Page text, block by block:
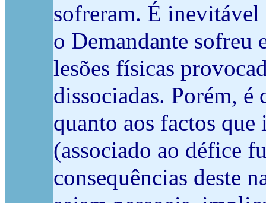
sofreram. É inevitável
o Demandante sofreu
lesões físicas
dissociadas. Porém,
quanto aos factos
(associado ao défice
consequências deste